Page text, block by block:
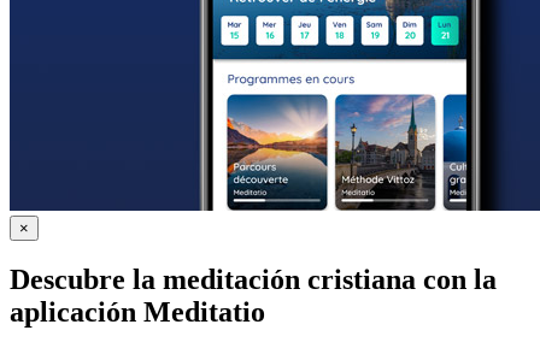
×
Descubre la meditación cristiana con la
aplicación Meditatio